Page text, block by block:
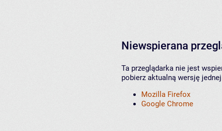
Niewspierana
Ta przeglądarka nie jest
pobierz aktualną wersję
Mozilla Firefox
Google Chrome